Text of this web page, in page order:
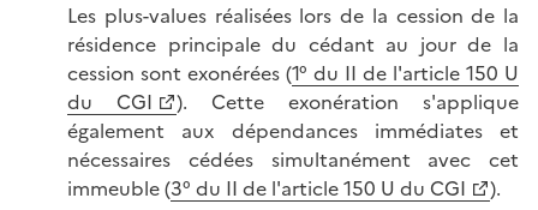
Les plus-values réalisées lors de la cession de la
résidence principale du cédant au jour de la
cession sont exonérées (1° du II de l'article 150 U
du CGI
). Cette exonération s'applique
également aux dépendances immédiates et
nécessaires cédées simultanément avec cet
immeuble (3° du II de l'article 150 U du CGI
).